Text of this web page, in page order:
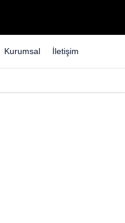
Kurumsal İletişim